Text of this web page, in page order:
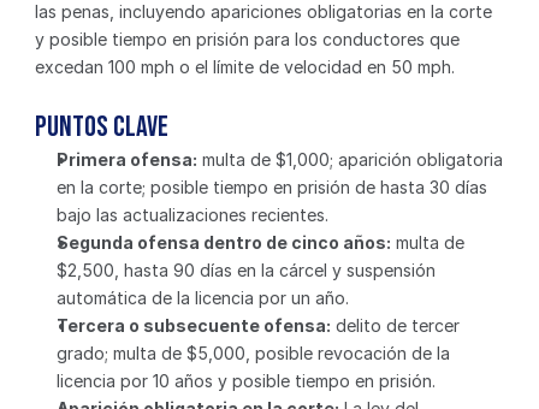
las penas, incluyendo apariciones obligatorias en la corte
y posible tiempo en prisión para los conductores que
excedan 100 mph o el límite de velocidad en 50 mph.
Puntos Clave
Primera ofensa: multa de $1,000; aparición obligatoria
en la corte; posible tiempo en prisión de hasta 30 días
bajo las actualizaciones recientes.
Segunda ofensa dentro de cinco años: multa de
$2,500, hasta 90 días en la cárcel y suspensión
automática de la licencia por un año.
Tercera o subsecuente ofensa: delito de tercer
grado; multa de $5,000, posible revocación de la
licencia por 10 años y posible tiempo en prisión.